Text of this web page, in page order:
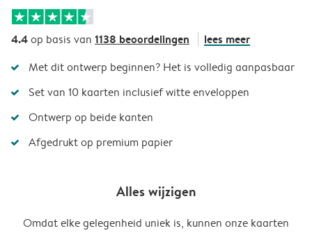
4.4op basis van 1138 beoordelingen lees meer
Met dit ontwerp beginnen? Het is volledig aanpasbaar
Set van 10 kaarten inclusief witte enveloppen
Ontwerp op beide kanten
Afgedrukt op premium papier
Alles wijzigen
Omdat elke gelegenheid uniek is, kunnen onze kaarten